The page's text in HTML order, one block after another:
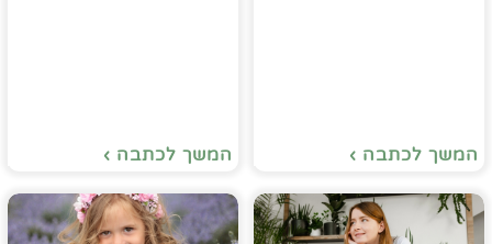
המשך לכתבה › המשך לכתבה ›